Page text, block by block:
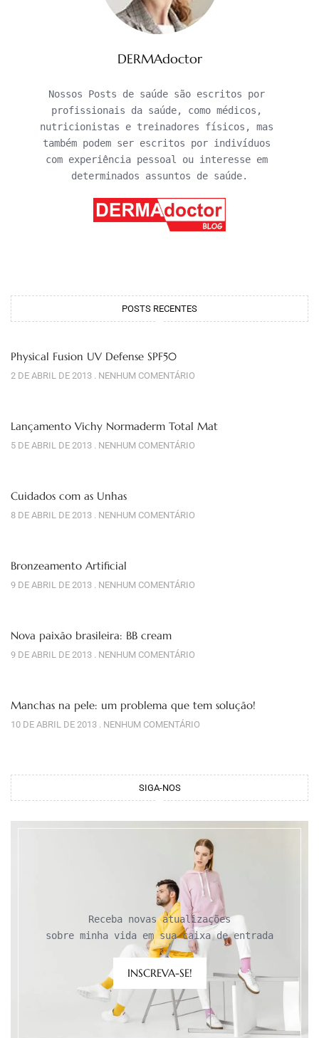
DERMAdoctor
Nossos Posts de saúde são escritos por
profissionais da saúde, como médicos,
nutricionistas e treinadores físicos, mas
também podem ser escritos por indivíduos
com experiência pessoal ou interesse em
determinados assuntos de saúde.
POSTS RECENTES
Physical Fusion UV Defense SPF50
2 DE ABRIL DE 2013 NENHUM COMENTÁRIO
Lançamento Vichy Normaderm Total Mat
5 DE ABRIL DE 2013 NENHUM COMENTÁRIO
Cuidados com as Unhas
8 DE ABRIL DE 2013 NENHUM COMENTÁRIO
Bronzeamento Artificial
9 DE ABRIL DE 2013 NENHUM COMENTÁRIO
Nova paixão brasileira: BB cream
9 DE ABRIL DE 2013 NENHUM COMENTÁRIO
Manchas na pele: um problema que tem solução!
10 DE ABRIL DE 2013 NENHUM COMENTÁRIO
SIGA-NOS
Receba novas atualizações
sobre minha vida em sua caixa de entrada
INSCREVA-SE!